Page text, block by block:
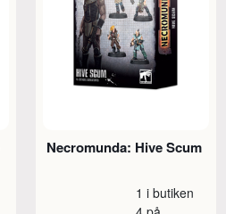
Necromunda: Hive Scum
1 i butiken